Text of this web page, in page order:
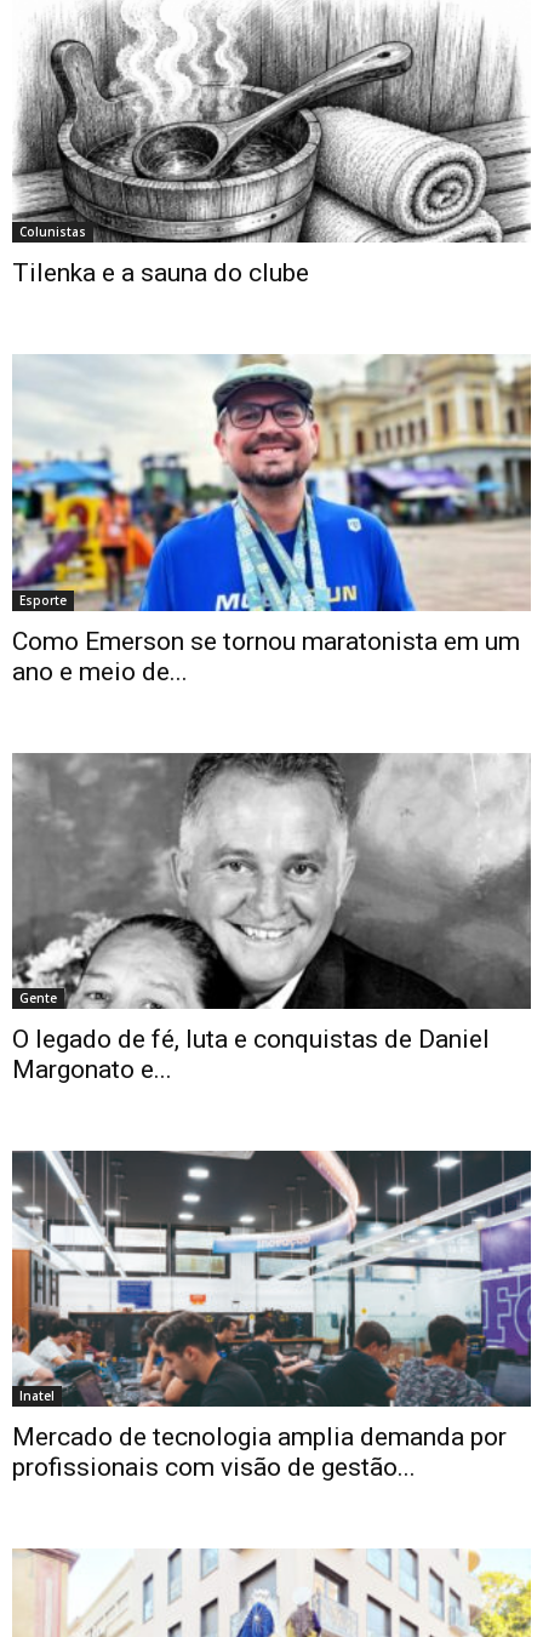
Colunistas
Tilenka e a sauna do clube
Esporte
Como Emerson se tornou maratonista em um
ano e meio de...
Gente
O legado de fé, luta e conquistas de Daniel
Margonato e...
Inatel
Mercado de tecnologia amplia demanda por
profissionais com visão de gestão...